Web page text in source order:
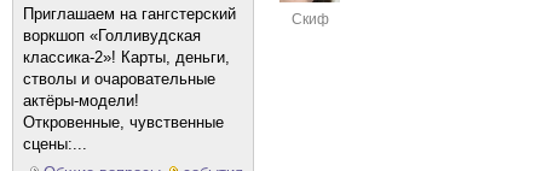
Приглашаем на гангстерский
воркшоп «Голливудская
классика-2»! Карты, деньги,
стволы и очаровательные
актёры-модели!
Откровенные, чувственные
сцены:...
Скиф